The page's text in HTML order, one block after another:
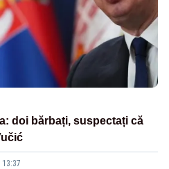
doi bărbați, suspectați că
13:37